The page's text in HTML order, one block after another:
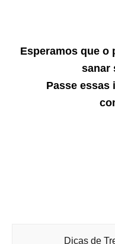
Esperamos que o
sanar
Passe essas
Dicas de